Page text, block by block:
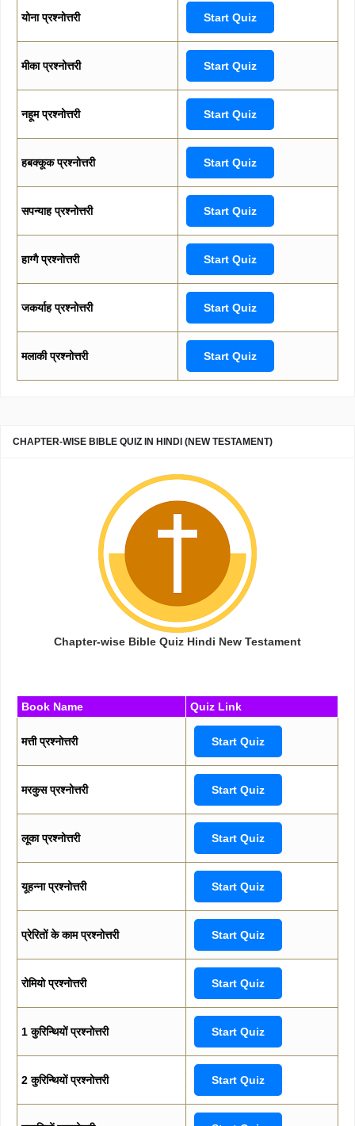
योना प्रश्नोत्तरी Start Quiz
मीका प्रश्नोत्तरी Start Quiz
नहूम प्रश्नोत्तरी Start Quiz
हबक्कूक प्रश्नोत्तरी Start Quiz
सपन्याह प्रश्नोत्तरी Start Quiz
हाग्गै प्रश्नोत्तरी Start Quiz
जकर्याह प्रश्नोत्तरी Start Quiz
मलाकी प्रश्नोत्तरी Start Quiz
CHAPTER-WISE BIBLE QUIZ IN HINDI (NEW TESTAMENT)
Chapter-wise Bible Quiz Hindi New Testament
Book Name Quiz Link
मत्ती प्रश्नोत्तरी Start Quiz
मरकुस प्रश्नोत्तरी Start Quiz
लूका प्रश्नोत्तरी Start Quiz
यूहन्ना प्रश्नोत्तरी Start Quiz
प्रेरितों के काम प्रश्नोत्तरी Start Quiz
रोमियो प्रश्नोत्तरी Start Quiz
1 कुरिन्थियों प्रश्नोत्तरी Start Quiz
2 कुरिन्थियों प्रश्नोत्तरी Start Quiz